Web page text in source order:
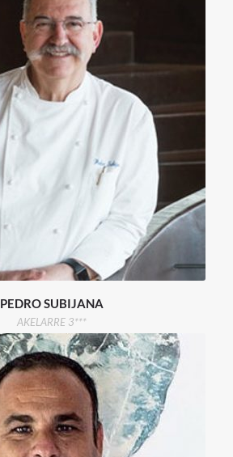
PEDRO SUBIJANA
AKELARRE 3***